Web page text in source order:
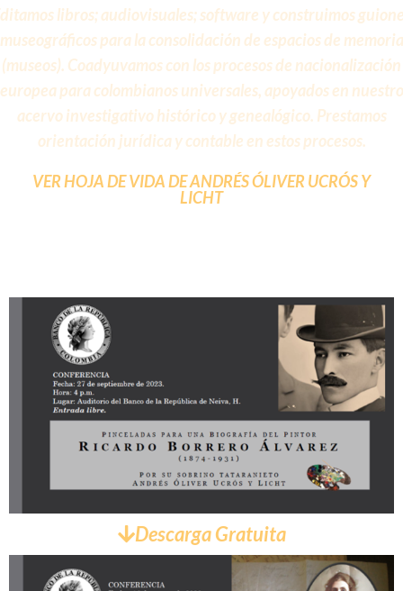
libros; audiovisuales; software y construimos
museográficos para la consolidación de espacios de memoria
(museos). Coadyuvamos con los procesos de nacionalización
europea para colombianos universales, apoyados en nuestro
acervo investigativo histórico y genealógico. Prestamos
orientación jurídica y contable en estos procesos.
VER HOJA DE VIDA DE ANDRÉS ÓLIVER UCRÓS Y
LICHT
Descarga Gratuita